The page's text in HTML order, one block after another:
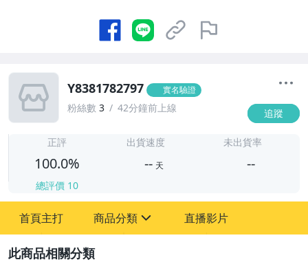
Y8381782797 實名驗證
粉絲數 3 42分鐘前上線 追蹤
正評
100.0%
總評價 10
出貨速度
-- 天
未出貨率
--
首頁主打 商品分類
圖書/影音/文具
直播影片